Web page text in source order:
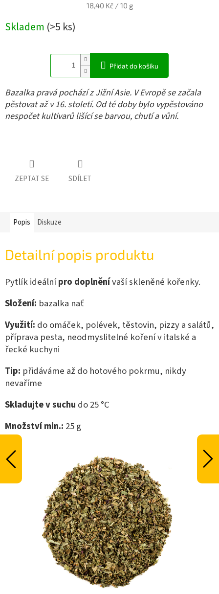
Měrná
18,40 Kč / 10 g
Skladem (>5 ks)
Přidat do košíku
Bazalka pravá pochází z Jižní Asie. V Evropě se začala
pěstovat až v 16. století. Od té doby bylo vypěstováno
nespočet kultivarů lišící se barvou, chutí a vůní.
ZEPTAT SE SDÍLET
Popis Diskuze
Detailní popis produktu
Pytlík ideálnípro doplněnívaší skleněné kořenky.
Složení: bazalka nať
Využití: do omáček, polévek, těstovin, pizzy a salátů,
příprava pesta, neodmyslitelné koření v italské a
řecké kuchyni
Tip: přidáváme až do hotového pokrmu, nikdy
nevaříme
Skladujte v suchu do 25 °C
Množství min.: 25 g